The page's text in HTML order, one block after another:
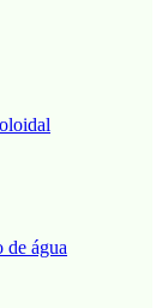
de água